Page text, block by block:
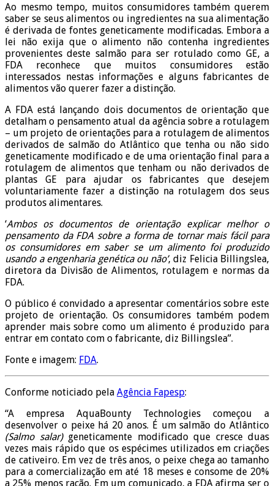
Ao mesmo tempo, muitos consumidores também querem
saber se seus alimentos ou ingredientes na sua alimentação
é derivada de fontes geneticamente modificadas. Embora a
lei não exija que o alimento não contenha ingredientes
provenientes deste salmão para ser rotulado como GE, a
FDA reconhece que muitos consumidores estão
interessados ​​nestas informações e alguns fabricantes de
alimentos vão querer fazer a distinção.
A FDA está lançando dois documentos de orientação que
detalham o pensamento atual da agência sobre a rotulagem
– um projeto de orientações para a rotulagem de alimentos
derivados de salmão do Atlântico que tenha ou não sido
geneticamente modificado e de uma orientação final para a
rotulagem de alimentos que tenham ou não derivados de
plantas GE para ajudar os fabricantes que desejem
voluntariamente fazer a distinção na rotulagem dos seus
produtos alimentares.
‘Ambos os documentos de orientação explicar melhor o
pensamento da FDA sobre a forma de tornar mais fácil para
os consumidores em saber se um alimento foi produzido
usando a engenharia genética ou não’, diz Felicia Billingslea,
diretora da Divisão de Alimentos, rotulagem e normas da
FDA.
O público é convidado a apresentar comentários sobre este
projeto de orientação. Os consumidores também podem
aprender mais sobre como um alimento é produzido para
entrar em contato com o fabricante, diz Billingslea”.
Fonte e imagem: FDA.
Conforme noticiado pela Agência Fapesp:
“A empresa AquaBounty Technologies começou a
desenvolver o peixe há 20 anos. É um salmão do Atlântico
(Salmo salar) geneticamente modificado que cresce duas
vezes mais rápido que os espécimes utilizados em criações
de cativeiro. Em vez de três anos, o peixe chega ao tamanho
para a comercialização em até 18 meses e consome de 20%
a 25% menos ração. Em um comunicado, a FDA afirma ser o